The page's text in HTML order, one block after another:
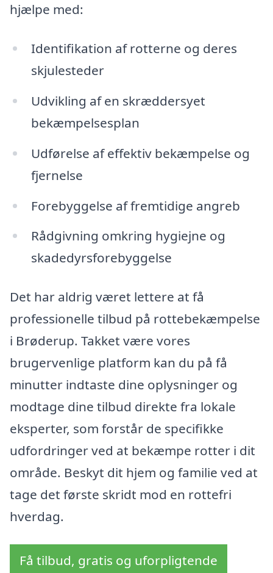
hjælpe med:
Identifikation af rotterne og deres
skjulesteder
Udvikling af en skræddersyet
bekæmpelsesplan
Udførelse af effektiv bekæmpelse og
fjernelse
Forebyggelse af fremtidige angreb
Rådgivning omkring hygiejne og
skadedyrsforebyggelse
Det har aldrig været lettere at få
professionelle tilbud på rottebekæmpelse
i Brøderup. Takket være vores
brugervenlige platform kan du på få
minutter indtaste dine oplysninger og
modtage dine tilbud direkte fra lokale
eksperter, som forstår de specifikke
udfordringer ved at bekæmpe rotter i dit
område. Beskyt dit hjem og familie ved at
tage det første skridt mod en rottefri
hverdag.
Få tilbud, gratis og uforpligtende